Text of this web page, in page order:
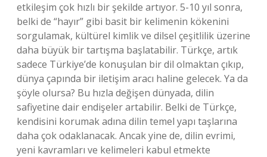
etkileşim çok hızlı bir şekilde artıyor. 5-10 yıl sonra,
belki de “hayır” gibi basit bir kelimenin kökenini
sorgulamak, kültürel kimlik ve dilsel çeşitlilik üzerine
daha büyük bir tartışma başlatabilir. Türkçe, artık
sadece Türkiye’de konuşulan bir dil olmaktan çıkıp,
dünya çapında bir iletişim aracı haline gelecek. Ya da
şöyle olursa? Bu hızla değişen dünyada, dilin
safiyetine dair endişeler artabilir. Belki de Türkçe,
kendisini korumak adına dilin temel yapı taşlarına
daha çok odaklanacak. Ancak yine de, dilin evrimi,
yeni kavramları ve kelimeleri kabul etmekte